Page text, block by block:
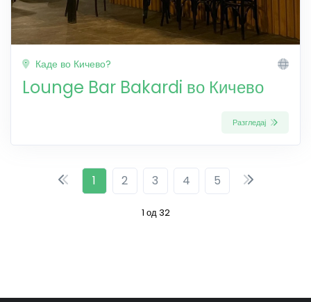
Каде во Кичево?
Lounge Bar Bakardi во Кичево
Разгледај
1 2 3 4 5
1 од 32